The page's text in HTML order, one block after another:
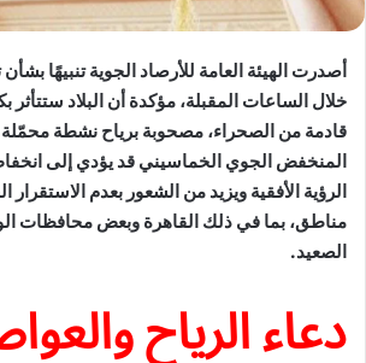
أصدرت الهيئة العامة للأرصاد الجوية تنبيهًا
خلال الساعات المقبلة، مؤكدة أن البلاد ستتأثر
قادمة من الصحراء، مصحوبة برياح نشطة محمّلة
المنخفض الجوي الخماسيني قد يؤدي إلى
الرؤية الأفقية ويزيد من الشعور بعدم
مناطق، بما في ذلك القاهرة وبعض محافظات
الصعيد.
دعاء الرياح